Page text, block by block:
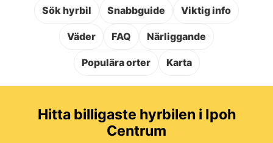
Sök hyrbil Snabbguide Viktig info
Väder FAQ Närliggande
Populära orter Karta
Hitta billigaste hyrbilen i Ipoh
Centrum